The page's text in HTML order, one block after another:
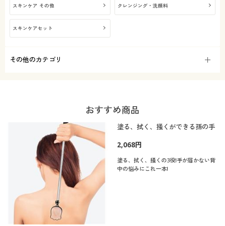
スキンケア その他 クレンジング・洗顔料
スキンケアセット
その他のカテゴリ
おすすめ商品
塗る、拭く、掻くができる孫の手
2,068円
塗る、拭く、掻くの3役!手が届かない背
中の悩みにこれ一本!